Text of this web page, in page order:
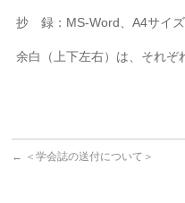
抄 録：MS-Word、A4サイ
余白（上下左右）は、それぞ
← ＜学会誌の送付について＞